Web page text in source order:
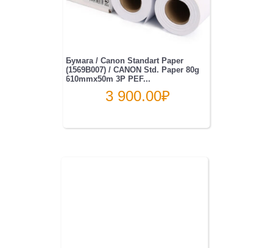
Бумага / Canon Standart Paper
(1569B007) / CANON Std. Paper 80g
610mmx50m 3P PEF...
3 900.00₽